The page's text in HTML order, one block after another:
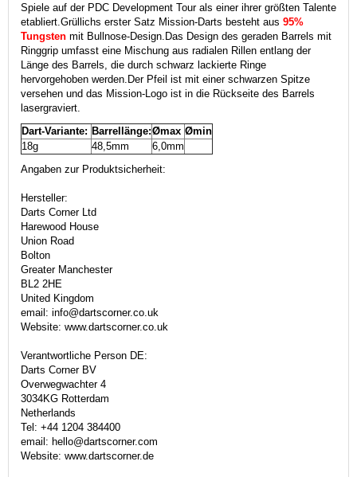
Spiele auf der PDC Development Tour als einer ihrer größten Talente
etabliert. Grüllichs erster Satz Mission-Darts besteht aus 95%
Tungsten mit Bullnose-Design. Das Design des geraden Barrels mit
Ringgrip umfasst eine Mischung aus radialen Rillen entlang der
Länge des Barrels, die durch schwarz lackierte Ringe
hervorgehoben werden Der Pfeil ist mit einer schwarzen Spitze
versehen und das Mission-Logo ist in die Rückseite des Barrels
lasergraviert.
Dart-Variante: Barrellänge:Ømax Ømin
18g
48,5mm
6,0mm
Angaben zur Produktsicherheit:
Hersteller:
Darts Corner Ltd
Harewood House
Union Road
Bolton
Greater Manchester
BL2 2HE
United Kingdom
email: info@dartscorner.co.uk
Website: www.dartscorner.co.uk
Verantwortliche Person DE:
Darts Corner BV
Overwegwachter 4
3034KG Rotterdam
Netherlands
Tel: +44 1204 384400
email: hello@dartscorner.com
Website: www.dartscorner.de